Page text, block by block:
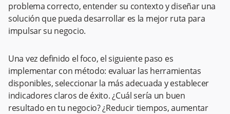
problema correcto, entender su contexto y diseñar una
solución que pueda desarrollar es la mejor ruta para
impulsar su negocio.
Una vez definido el foco, el siguiente paso es
implementar con método: evaluar las herramientas
disponibles, seleccionar la más adecuada y establecer
indicadores claros de éxito. ¿Cuál sería un buen
resultado en tu negocio? ¿Reducir tiempos, aumentar